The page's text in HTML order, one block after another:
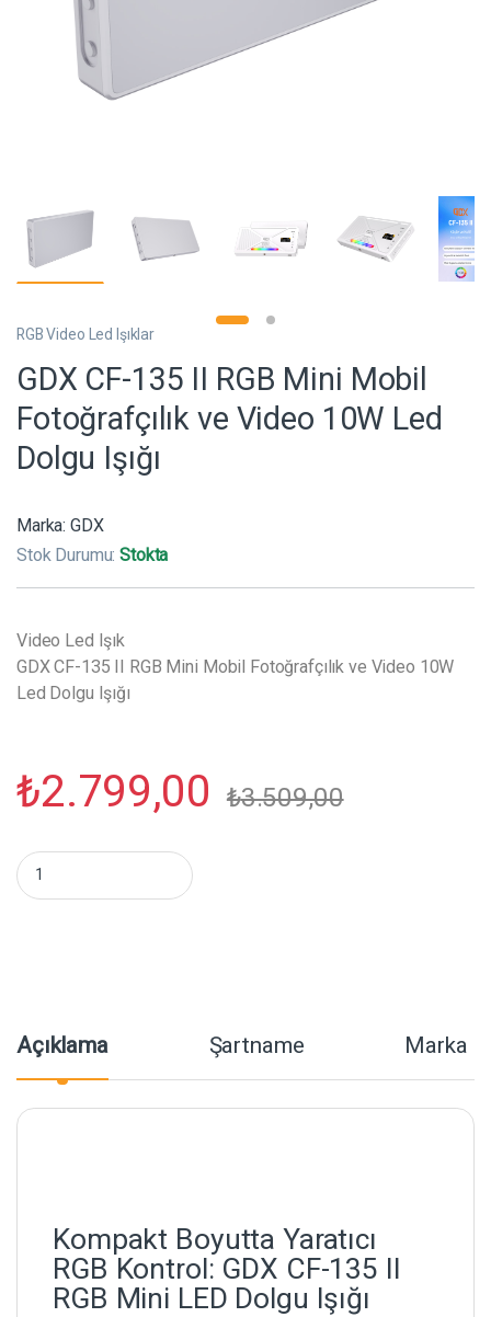
RGB Video Led Işıklar
GDX CF-135 II RGB Mini Mobil
Fotoğrafçılık ve Video 10W Led
Dolgu Işığı
Marka: GDX
Stok Durumu:Stokta
Video Led Işık
GDX CF-135 II RGB Mini Mobil Fotoğrafçılık ve Video 10W
Led Dolgu Işığı
₺2.799,00 ₺3.509,00
GDX CF-135 II RGB Mini Mobil Fotoğrafçılık ve Video 10W Led
Açıklama Şartname Marka
Kompakt Boyutta Yaratıcı
RGB Kontrol: GDX CF-135 II
RGB Mini LED Dolgu Işığı